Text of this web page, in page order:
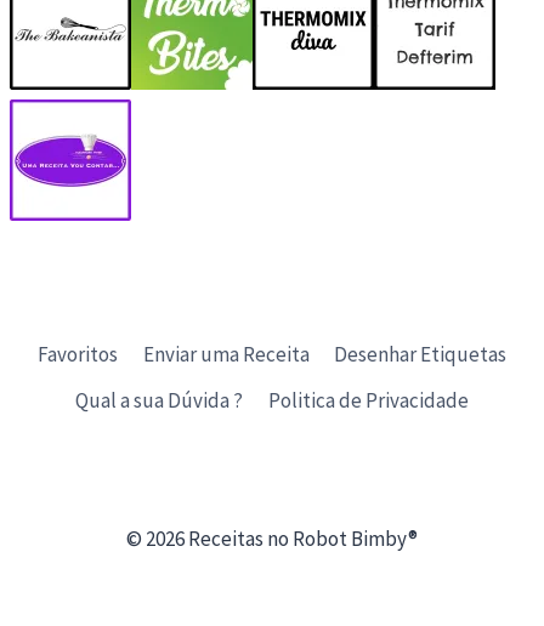
Favoritos Enviar uma Receita
Desenhar Etiquetas
Qual a sua Dúvida ?
Politica de Privacidade
© 2026 Receitas no Robot Bimby®